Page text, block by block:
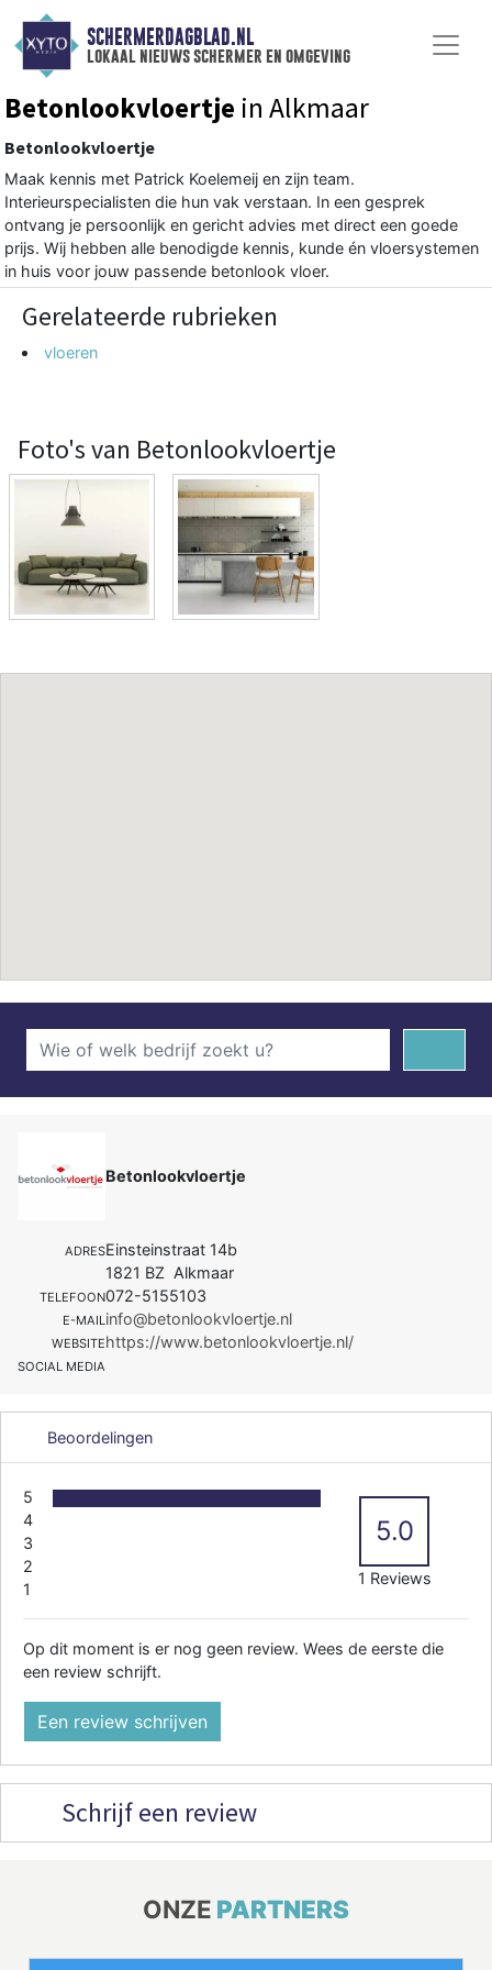
SCHERMERDAGBLAD.NL
lokaal nieuws schermer en omgeving
Betonlookvloertje in Alkmaar
Betonlookvloertje
Maak kennis met Patrick Koelemeij en zijn team.
Interieurspecialisten die hun vak verstaan. In een gesprek
ontvang je persoonlijk en gericht advies met direct een goede
prijs. Wij hebben alle benodigde kennis, kunde én vloersystemen
in huis voor jouw passende betonlook vloer.
Gerelateerde rubrieken
vloeren
Foto's van Betonlookvloertje
Betonlookvloertje
ADRESEinsteinstraat 14b
1821 BZ Alkmaar
TELEFOON072-5155103
E-MAILinfo@betonlookvloertje.nl
WEBSITEhttps://www.betonlookvloertje.nl/
SOCIAL MEDIA
Beoordelingen
5
4
3
2
1
5.0
1 Reviews
Op dit moment is er nog geen review. Wees de eerste die
een review schrijft.
Een review schrijven
Schrijf een review
ONZE PARTNERS